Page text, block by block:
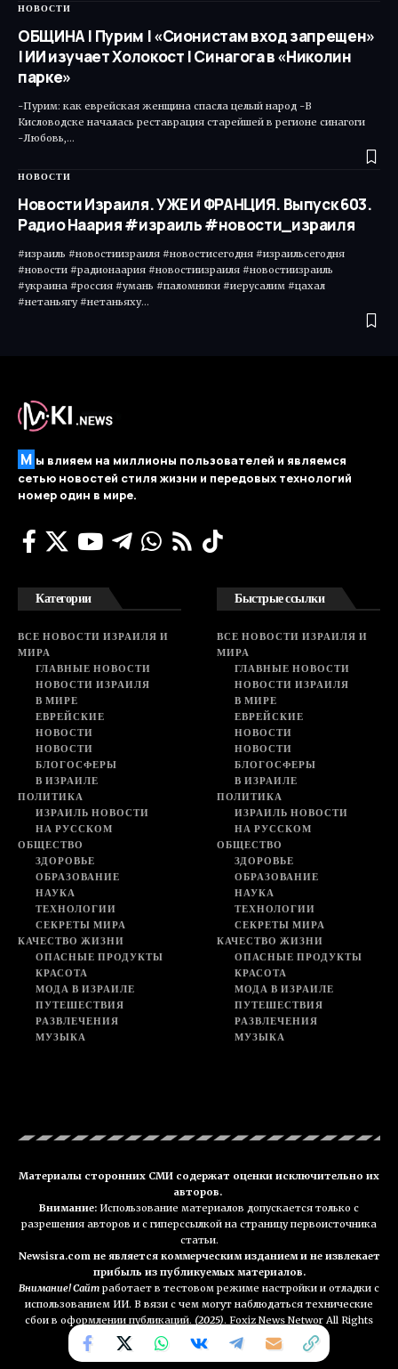
НОВОСТИ
ОБЩИНА | Пурим | «Сионистам вход запрещен»
| ИИ изучает Холокост | Синагога в «Николин
парке»
-Пурим: как еврейская женщина спасла целый народ -В
Кисловодске началась реставрация старейшей в регионе синагоги
-Любовь,…
НОВОСТИ
Новости Израиля. УЖЕ И ФРАНЦИЯ. Выпуск 603.
Радио Наария #израиль #новости_израиля
#израиль #новостиизраиля #новостисегодня #израильсегодня
#новости #радионаария #новостиизраиля #новостиизраиль
#украина #россия #умань #паломники #иерусалим #цахал
#нетаньягу #нетаньяху…
М ы влияем на миллионы пользователей и являемся
сетью новостей стиля жизни и передовых технологий
номер один в мире.
Категории
ВСЕ НОВОСТИ ИЗРАИЛЯ И
МИРА
ГЛАВНЫЕ НОВОСТИ
НОВОСТИ ИЗРАИЛЯ
В МИРЕ
ЕВРЕЙСКИЕ
НОВОСТИ
НОВОСТИ
БЛОГОСФЕРЫ
В ИЗРАИЛЕ
ПОЛИТИКА
ИЗРАИЛЬ НОВОСТИ
НА РУССКОМ
ОБЩЕСТВО
ЗДОРОВЬЕ
ОБРАЗОВАНИЕ
НАУКА
ТЕХНОЛОГИИ
СЕКРЕТЫ МИРА
КАЧЕСТВО ЖИЗНИ
ОПАСНЫЕ ПРОДУКТЫ
КРАСОТА
МОДА В ИЗРАИЛЕ
ПУТЕШЕСТВИЯ
РАЗВЛЕЧЕНИЯ
МУЗЫКА
Быстрые ссылки
ВСЕ НОВОСТИ ИЗРАИЛЯ И
МИРА
ГЛАВНЫЕ НОВОСТИ
НОВОСТИ ИЗРАИЛЯ
В МИРЕ
ЕВРЕЙСКИЕ
НОВОСТИ
НОВОСТИ
БЛОГОСФЕРЫ
В ИЗРАИЛЕ
ПОЛИТИКА
ИЗРАИЛЬ НОВОСТИ
НА РУССКОМ
ОБЩЕСТВО
ЗДОРОВЬЕ
ОБРАЗОВАНИЕ
НАУКА
ТЕХНОЛОГИИ
СЕКРЕТЫ МИРА
КАЧЕСТВО ЖИЗНИ
ОПАСНЫЕ ПРОДУКТЫ
КРАСОТА
МОДА В ИЗРАИЛЕ
ПУТЕШЕСТВИЯ
РАЗВЛЕЧЕНИЯ
МУЗЫКА
Материалы сторонних СМИ содержат оценки исключительно их
авторов.
Внимание: Использование материалов допускается только с
разрешения авторов и с гиперссылкой на страницу первоисточника
статьи.
Newsisra.com не является коммерческим изданием и не извлекает
прибыль из публикуемых материалов.
Внимание! Сайт работает в тестовом режиме настройки и отладки с
использованием ИИ. В вязи с чем могут наблюдаться технические
сбои в оформлении публикаций. (2025). Foxiz News Networ All Rights
Reserved. NEWSisra.com